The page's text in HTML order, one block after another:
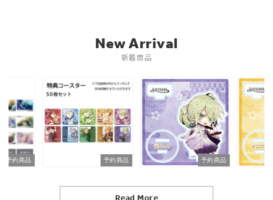
New Arrival
新着商品
予約商品 予約商品 予約商品
Read More